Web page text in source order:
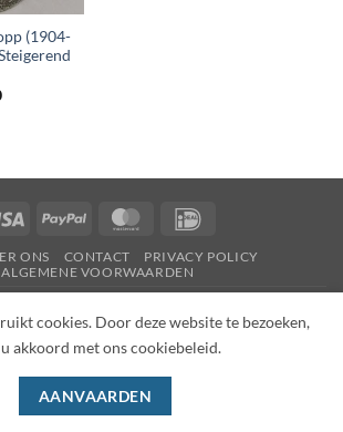
(1904-
Visa PayPal MasterCard
ONS CONTACT
PRIVACY POLICY
ALGEMENE VOORWAARDEN
cookies. Door deze website te bezoeken,
akkoord met ons cookiebeleid.
AANVAARDEN